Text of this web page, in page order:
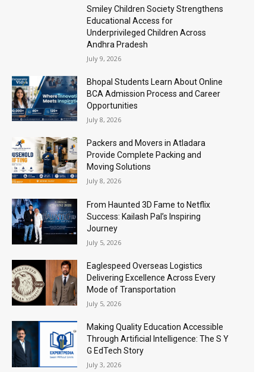
Smiley Children Society Strengthens
Educational Access for
Underprivileged Children Across
Andhra Pradesh
July 9, 2026
Bhopal Students Learn About Online
BCA Admission Process and Career
Opportunities
July 8, 2026
Packers and Movers in Atladara
Provide Complete Packing and
Moving Solutions
July 8, 2026
From Haunted 3D Fame to Netflix
Success: Kailash Pal’s Inspiring
Journey
July 5, 2026
Eaglespeed Overseas Logistics
Delivering Excellence Across Every
Mode of Transportation
July 5, 2026
Making Quality Education Accessible
Through Artificial Intelligence: The S Y
G EdTech Story
July 3, 2026